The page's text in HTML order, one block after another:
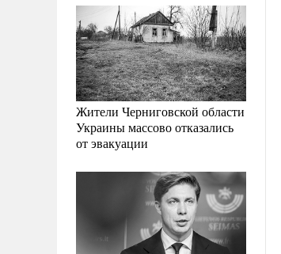
Жители Черниговской области
Украины массово отказались
от эвакуации